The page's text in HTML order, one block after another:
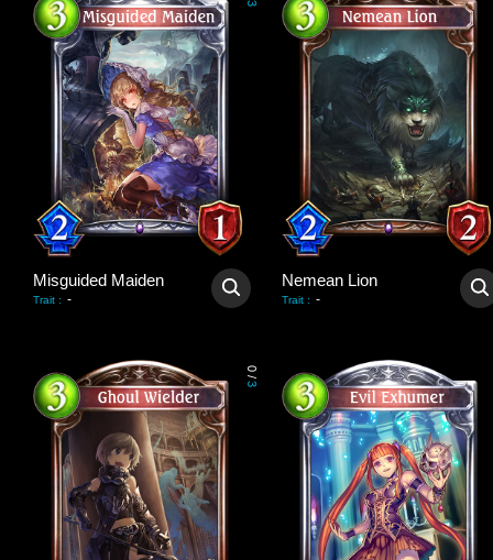
3
Misguided Maiden
Trait : -
Nemean Lion
Trait : -
0
/
3